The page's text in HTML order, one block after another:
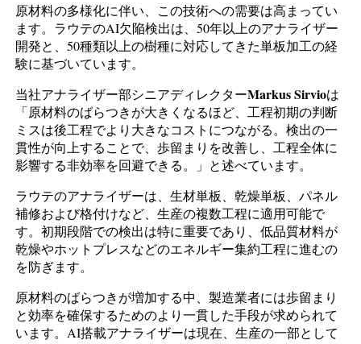
原材料の多様化に伴い、この技術への需要は高まってい
ます。ラウテのAI欠陥検出は、50年以上のアナライザー
開発と、50種類以上の樹種に対応してきた単板加工の経
験に基づいています。
当社アナライザー部シニアディレクターMarkus Sirvioは
「原材料のばらつきが大きくなるほど、工程初期の判断
ミスは後工程でより大きなコストにつながる。検出の一
貫性が向上することで、歩留まりを改善し、工程全体に
影響する非効率を回避できる。」と述べています。
ラウテのアナライザーは、生材単板、乾燥単板、パネル
補修および格付けなど、生産の複数工程に適用可能で
す。初期段階での検出は特に重要であり、低品質材料が
乾燥やホットプレスなどのエネルギー集約工程に進むの
を防ぎます。
原材料のばらつきが増加する中、製造業者には歩留まり
と効率を確保するためのより一貫した手段が求められて
います。AI搭載アナライザーは現在、生産の一部として